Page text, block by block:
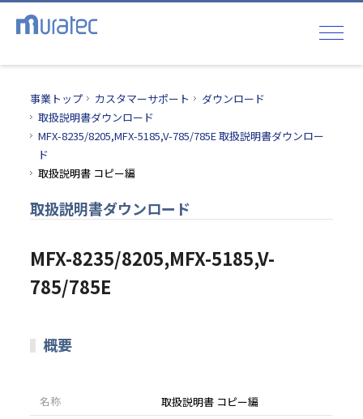
事業トップ カスタマーサポート
ダウンロード
取扱説明書ダウンロード
MFX-8235/8205,MFX-5185,V-785/785E 取扱説明書ダウンロー
ド
取扱説明書 コピー編
取扱説明書ダウンロード
MFX-8235/8205,MFX-5185,V-
785/785E
概要
名称
取扱説明書 コピー編